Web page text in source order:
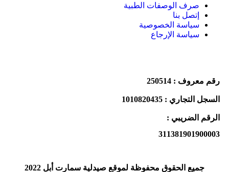
صرف الوصفات الطبية
إتصل بنا
سياسة الخصوصية
سياسة الإرجاع
رقم معروف : 250514
السجل التجاري : 1010820435
الرقم الضريبي :
311381901900003
جميع الحقوق محفوظة لموقع صيدلية سمارت أبل 2022